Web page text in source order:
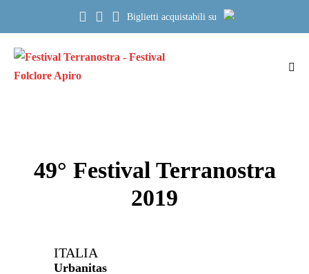
contenuto
Biglietti acquistabili su
49° Festival Terranostra
2019
ITALIA
Urbanitas